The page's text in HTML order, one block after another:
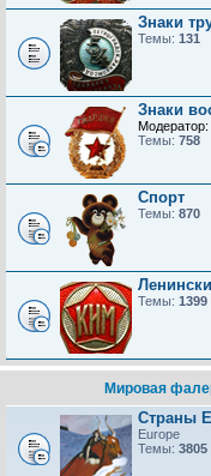
Знаки
Темы: 131
Знаки
Модератор:
Темы: 758
Спорт
Темы: 870
Темы: 1399
Мировая
Страны
Europe
Темы: 3805